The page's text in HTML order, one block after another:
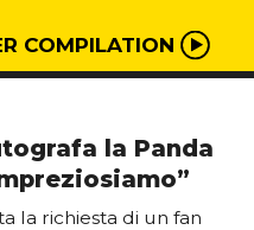
COMPILATION
la Panda
la richiesta di un fan